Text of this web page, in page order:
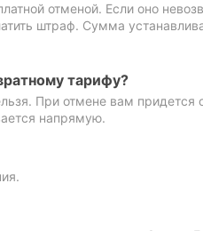
отменой. Если оно
штраф. Сумма
тарифу?
При отмене вам придется
напрямую.